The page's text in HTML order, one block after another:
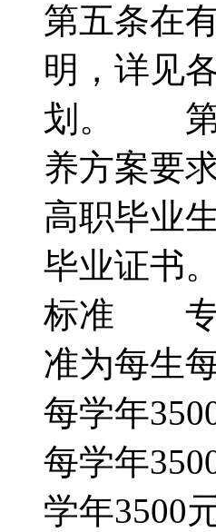
第五条在
明，详见
划。 第
养方案要
高职毕业
毕业证
标准 专
准为每生
每学年
每学年
学年3500